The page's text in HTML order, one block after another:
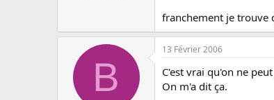
franchement je trouve
B
13 Février 2006
C'est vrai qu'on ne
On m'a dit ça.